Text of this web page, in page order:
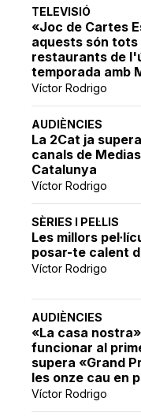
TELEVISIÓ
«Joc de Cartes
aquests són tots
restaurants de
temporada amb
Víctor Rodrigo
AUDIÈNCIES
La 2Cat ja
canals de
Catalunya
Víctor Rodrigo
SÈRIES I PEL·LIS
Les millors
posar-te calent
Víctor Rodrigo
AUDIÈNCIES
«La casa
funcionar al
supera «Grand
les onze cau en
Víctor Rodrigo